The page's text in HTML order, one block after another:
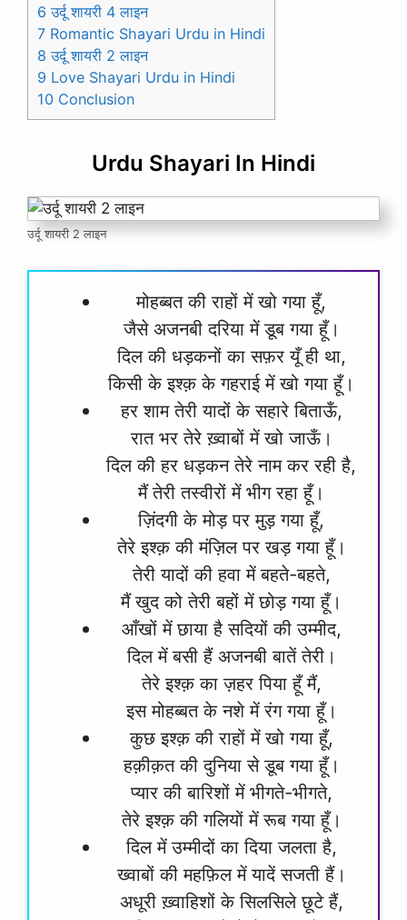
6 उर्दू शायरी 4 लाइन
7 Romantic Shayari Urdu in Hindi
8 उर्दू शायरी 2 लाइन
9 Love Shayari Urdu in Hindi
10 Conclusion
Urdu Shayari In Hindi
उर्दू शायरी 2 लाइन
मोहब्बत की राहों में खो गया हूँ,
जैसे अजनबी दरिया में डूब गया हूँ।
दिल की धड़कनों का सफ़र यूँ ही था,
किसी के इश्क़ के गहराई में खो गया हूँ।
हर शाम तेरी यादों के सहारे बिताऊँ,
रात भर तेरे ख़्वाबों में खो जाऊँ।
दिल की हर धड़कन तेरे नाम कर रही है,
मैं तेरी तस्वीरों में भीग रहा हूँ।
ज़िंदगी के मोड़ पर मुड़ गया हूँ,
तेरे इश्क़ की मंज़िल पर खड़ गया हूँ।
तेरी यादों की हवा में बहते-बहते,
मैं खुद को तेरी बहों में छोड़ गया हूँ।
आँखों में छाया है सदियों की उम्मीद,
दिल में बसी हैं अजनबी बातें तेरी।
तेरे इश्क़ का ज़हर पिया हूँ मैं,
इस मोहब्बत के नशे में रंग गया हूँ।
कुछ इश्क़ की राहों में खो गया हूँ,
हक़ीक़त की दुनिया से डूब गया हूँ।
प्यार की बारिशों में भीगते-भीगते,
तेरे इश्क़ की गलियों में रूब गया हूँ।
दिल में उम्मीदों का दिया जलता है,
ख्वाबों की महफ़िल में यादें सजती हैं।
अधूरी ख़्वाहिशों के सिलसिले छूटे हैं,